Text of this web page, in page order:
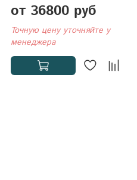
от 36800 руб
Точную цену уточняйте у
менеджера